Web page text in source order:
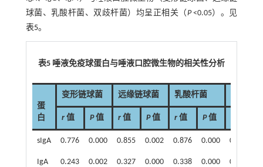
球菌、乳酸杆菌、双歧杆菌）均呈正相关（ P<0.05）。见
表5。
表5 唾液免疫球蛋白与唾液口腔微生物的相关性分析
蛋
白
变形链球菌 远缘链球菌 乳酸杆菌
r值 P值 r值 P值 r值 P值
sIgA 0.776 0.000 0.855 0.002 0.876 0.000 0.811
IgA 0.243 0.002 0.327 0.000 0.338 0.000 0.296